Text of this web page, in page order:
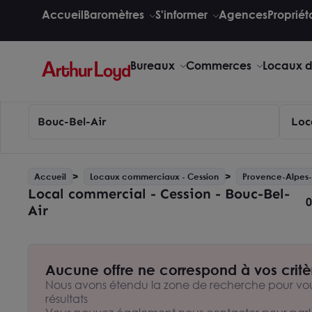
AccueilBaromètres S'informer Agences
Bureaux Commerces Locaux
Bouc-Bel-Air
Accueil Locaux commerciaux - Cession Provence-
Local commercial - Cession - Bouc-Bel-
Air
Aucune offre ne correspond à vos
Nous avons étendu la zone de recherche pour
résultats